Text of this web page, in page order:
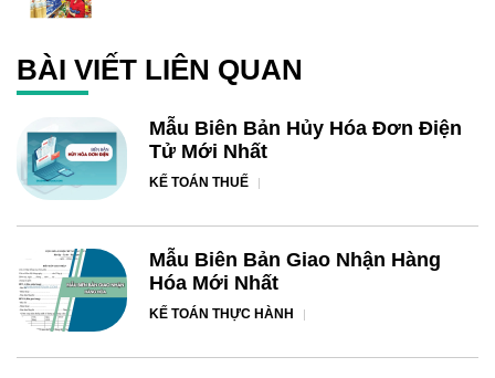
BÀI VIẾT LIÊN QUAN
Mẫu Biên Bản Hủy Hóa Đơn Điện
Tử Mới Nhất
KẾ TOÁN THUẾ
Mẫu Biên Bản Giao Nhận Hàng
Hóa Mới Nhất
KẾ TOÁN THỰC HÀNH